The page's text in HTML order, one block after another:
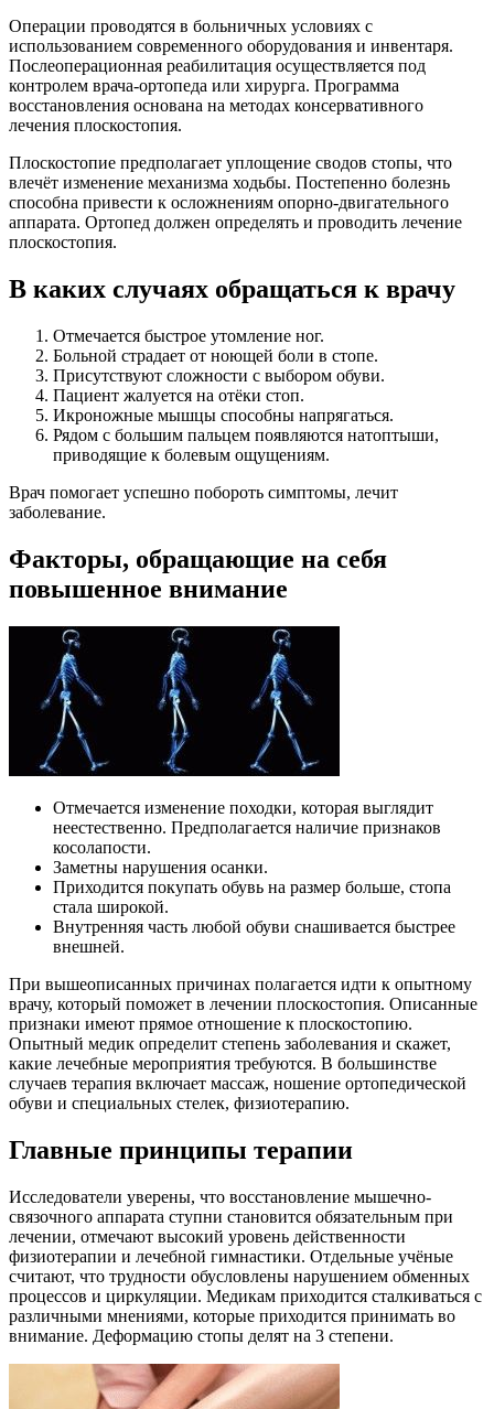
Операции проводятся в больничных условиях с
использованием современного оборудования и инвентаря.
Послеоперационная реабилитация осуществляется под
контролем врача-ортопеда или хирурга. Программа
восстановления основана на методах консервативного
лечения плоскостопия.
Плоскостопие предполагает уплощение сводов стопы, что
влечёт изменение механизма ходьбы. Постепенно болезнь
способна привести к осложнениям опорно-двигательного
аппарата. Ортопед должен определять и проводить лечение
плоскостопия.
В каких случаях обращаться к врачу
Отмечается быстрое утомление ног.
Больной страдает от ноющей боли в стопе.
Присутствуют сложности с выбором обуви.
Пациент жалуется на отёки стоп.
Икроножные мышцы способны напрягаться.
Рядом с большим пальцем появляются натоптыши,
приводящие к болевым ощущениям.
Врач помогает успешно побороть симптомы, лечит
заболевание.
Факторы, обращающие на себя
повышенное внимание
Отмечается изменение походки, которая выглядит
неестественно. Предполагается наличие признаков
косолапости.
Заметны нарушения осанки.
Приходится покупать обувь на размер больше, стопа
стала широкой.
Внутренняя часть любой обуви снашивается быстрее
внешней.
При вышеописанных причинах полагается идти к опытному
врачу, который поможет в лечении плоскостопия. Описанные
признаки имеют прямое отношение к плоскостопию.
Опытный медик определит степень заболевания и скажет,
какие лечебные мероприятия требуются. В большинстве
случаев терапия включает массаж, ношение ортопедической
обуви и специальных стелек, физиотерапию.
Главные принципы терапии
Исследователи уверены, что восстановление мышечно-
связочного аппарата ступни становится обязательным при
лечении, отмечают высокий уровень действенности
физиотерапии и лечебной гимнастики. Отдельные учёные
считают, что трудности обусловлены нарушением обменных
процессов и циркуляции. Медикам приходится сталкиваться с
различными мнениями, которые приходится принимать во
внимание. Деформацию стопы делят на 3 степени.